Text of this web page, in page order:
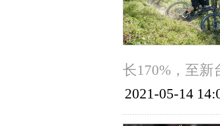
长170%，至
2021-05-14